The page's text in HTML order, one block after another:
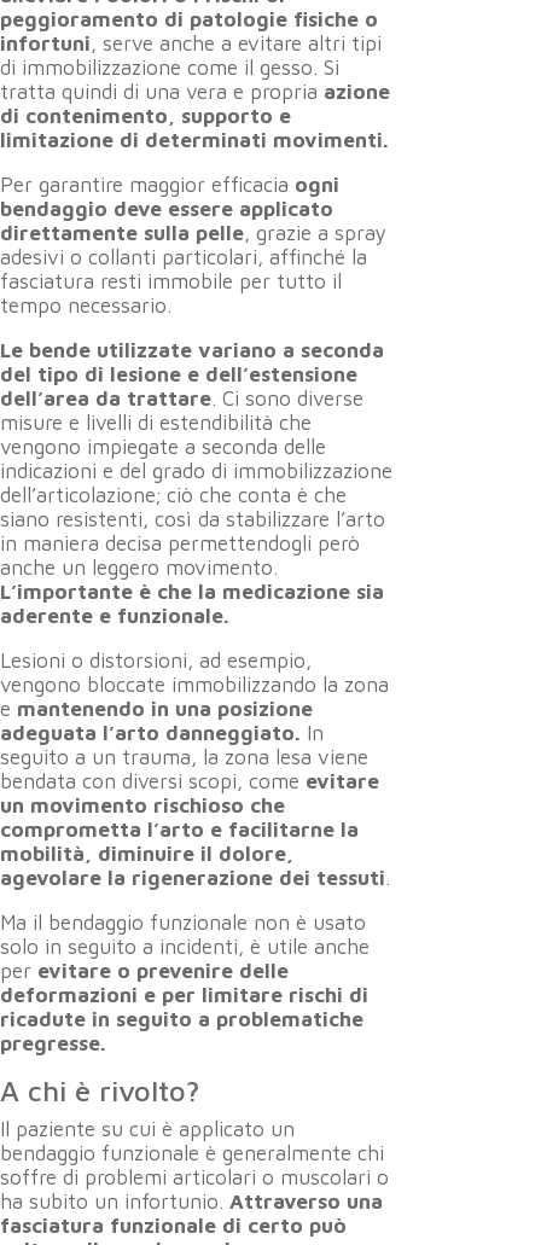
peggioramento di patologie fisiche o
infortuni, serve anche a evitare altri tipi
di immobilizzazione come il gesso. Si
tratta quindi di una vera e propria azione
di contenimento, supporto e
limitazione di determinati movimenti.
Per garantire maggior efficacia ogni
bendaggio deve essere applicato
direttamente sulla pelle, grazie a spray
adesivi o collanti particolari, affinché la
fasciatura resti immobile per tutto il
tempo necessario.
Le bende utilizzate variano a seconda
del tipo di lesione e dell’estensione
dell’area da trattare. Ci sono diverse
misure e livelli di estendibilità che
vengono impiegate a seconda delle
indicazioni e del grado di immobilizzazione
dell’articolazione; ciò che conta è che
siano resistenti, così da stabilizzare l’arto
in maniera decisa permettendogli però
anche un leggero movimento.
L’importante è che la medicazione sia
aderente e funzionale.
Lesioni o distorsioni, ad esempio,
vengono bloccate immobilizzando la zona
e mantenendo in una posizione
adeguata l’arto danneggiato. In
seguito a un trauma, la zona lesa viene
bendata con diversi scopi, come evitare
un movimento rischioso che
comprometta l’arto e facilitarne la
mobilità, diminuire il dolore,
agevolare la rigenerazione dei tessuti.
Ma il bendaggio funzionale non è usato
solo in seguito a incidenti, è utile anche
per evitare o prevenire delle
deformazioni e per limitare rischi di
ricadute in seguito a problematiche
pregresse.
A chi è rivolto?
Il paziente su cui è applicato un
bendaggio funzionale è generalmente chi
soffre di problemi articolari o muscolari o
ha subito un infortunio. Attraverso una
fasciatura funzionale di certo può